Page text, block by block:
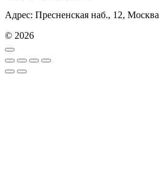
Адрес: Пресненская наб., 12, Москва
© 2026